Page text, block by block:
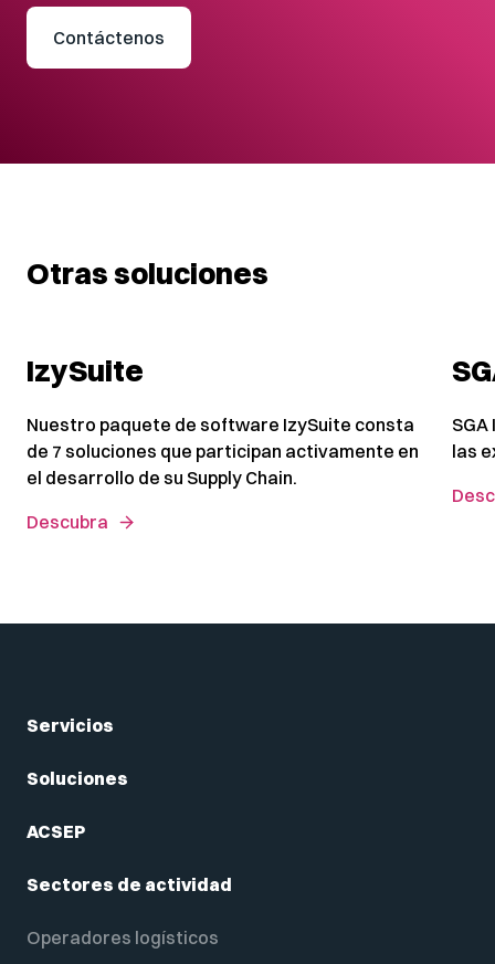
Contáctenos
Otras soluciones
IzySuite
Nuestro paquete de software IzySuite consta
de 7 soluciones que participan activamente en
el desarrollo de su Supply Chain.
Descubra
las
Servicios
Soluciones
ACSEP
Sectores de actividad
Operadores logísticos